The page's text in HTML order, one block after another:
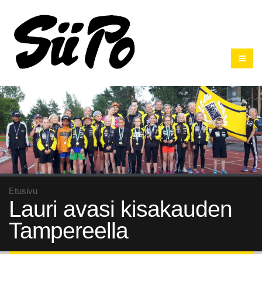
Etusivu
Lauri avasi kisakauden
Tampereella